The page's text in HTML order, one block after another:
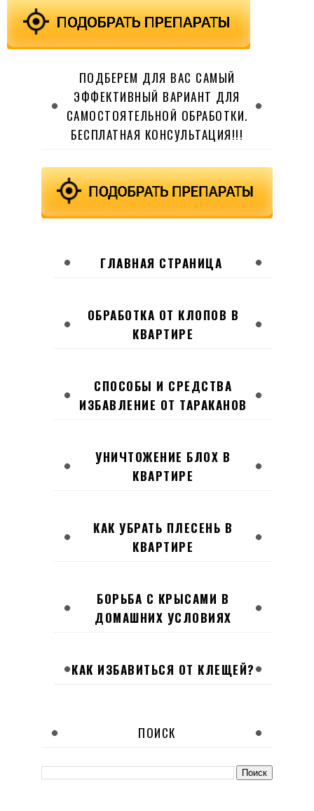
ПОДБЕРЕМ ДЛЯ ВАС САМЫЙ
ЭФФЕКТИВНЫЙ ВАРИАНТ ДЛЯ
САМОСТОЯТЕЛЬНОЙ ОБРАБОТКИ.
БЕСПЛАТНАЯ КОНСУЛЬТАЦИЯ!!!
ГЛАВНАЯ СТРАНИЦА
ОБРАБОТКА ОТ КЛОПОВ В
КВАРТИРЕ
СПОСОБЫ И СРЕДСТВА
ИЗБАВЛЕНИЕ ОТ ТАРАКАНОВ
УНИЧТОЖЕНИЕ БЛОХ В
КВАРТИРЕ
КАК УБРАТЬ ПЛЕСЕНЬ В
КВАРТИРЕ
БОРЬБА С КРЫСАМИ В
ДОМАШНИХ УСЛОВИЯХ
КАК ИЗБАВИТЬСЯ ОТ КЛЕЩЕЙ?
ПОИСК